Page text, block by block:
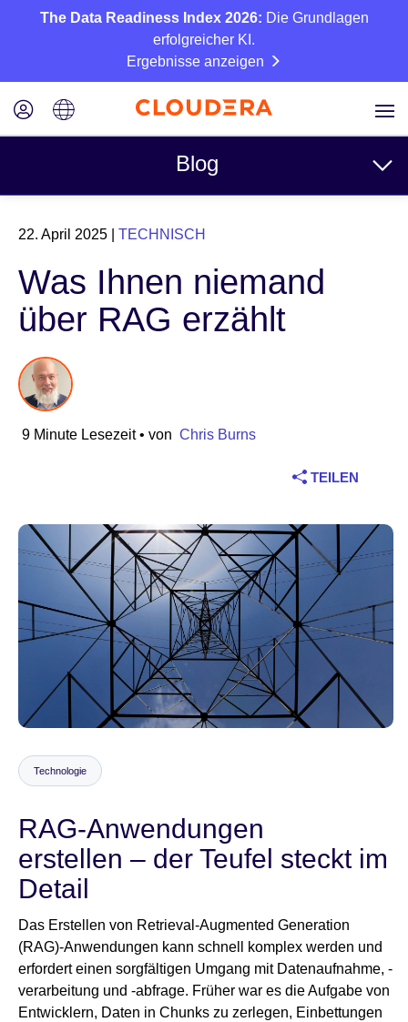
The Data Readiness Index 2026: Die Grundlagen
erfolgreicher KI.
Ergebnisse anzeigen
Blog
Themen
Business
Technisch
Kultur
Branche
Produktion
Versicherungen
Telekommunikation
Technologie
Öffentlicher Sektor
Gesundheitswesen
Newsroom
22. April 2025 TECHNISCH
Was Ihnen niemand
über RAG erzählt
9 Minute Lesezeit• von Chris Burns
TEILEN
Technologie
RAG-Anwendungen
erstellen – der Teufel steckt im
Detail
Das Erstellen von Retrieval-Augmented Generation
(RAG)-Anwendungen kann schnell komplex werden und
erfordert einen sorgfältigen Umgang mit Datenaufnahme, -
verarbeitung und -abfrage. Früher war es die Aufgabe von
Entwicklern, Daten in Chunks zu zerlegen, Einbettungen